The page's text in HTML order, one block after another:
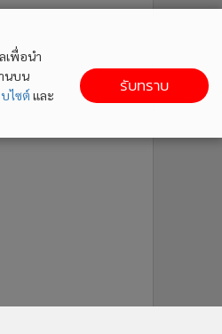
เพื่อนำ
นบน
บไซต์ และ
รับทราบ